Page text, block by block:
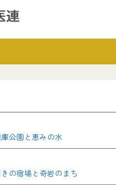
公園と恵みの水
の宿場と奇岩のまち